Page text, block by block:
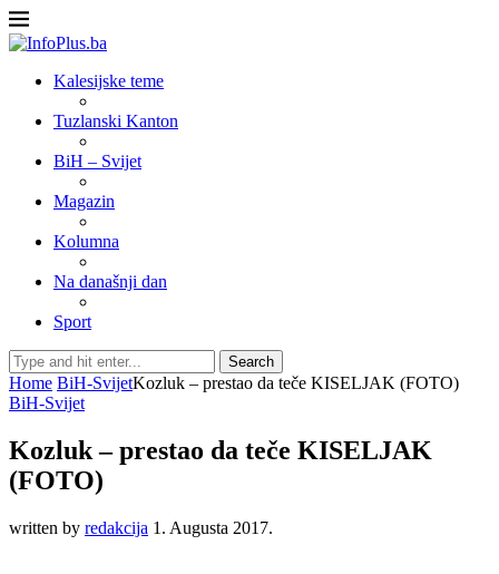
Kalesijske teme
Tuzlanski Kanton
BiH – Svijet
Magazin
Kolumna
Na današnji dan
Sport
Search
Home BiH-SvijetKozluk – prestao da teče KISELJAK (FOTO)
BiH-Svijet
Kozluk – prestao da teče KISELJAK
(FOTO)
written by redakcija 1. Augusta 2017.